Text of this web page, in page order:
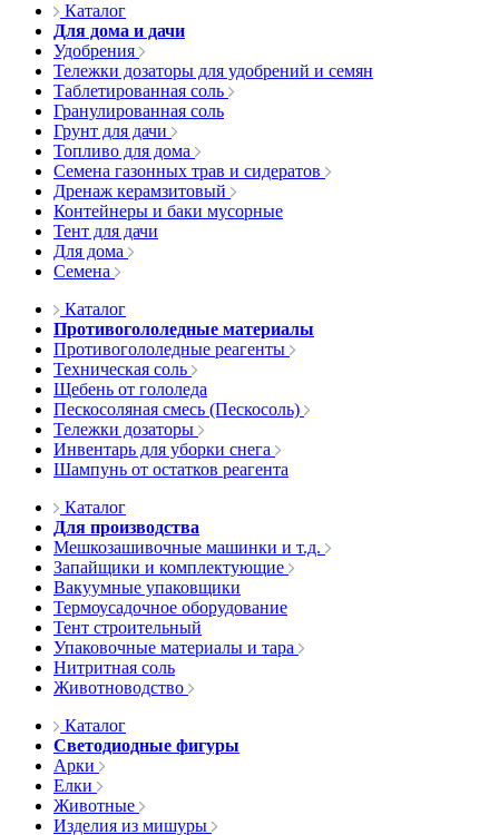
Каталог
Для дома и дачи
Удобрения
Тележки дозаторы для удобрений и семян
Таблетированная соль
Гранулированная соль
Грунт для дачи
Топливо для дома
Семена газонных трав и сидератов
Дренаж керамзитовый
Контейнеры и баки мусорные
Тент для дачи
Для дома
Семена
Каталог
Противогололедные материалы
Противогололедные реагенты
Техническая соль
Щебень от гололеда
Пескосоляная смесь (Пескосоль)
Тележки дозаторы
Инвентарь для уборки снега
Шампунь от остатков реагента
Каталог
Для производства
Мешкозашивочные машинки и т.д.
Запайщики и комплектующие
Вакуумные упаковщики
Термоусадочное оборудование
Тент строительный
Упаковочные материалы и тара
Нитритная соль
Животноводство
Каталог
Светодиодные фигуры
Арки
Елки
Животные
Изделия из мишуры